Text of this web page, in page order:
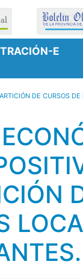
E
DE CURSOS